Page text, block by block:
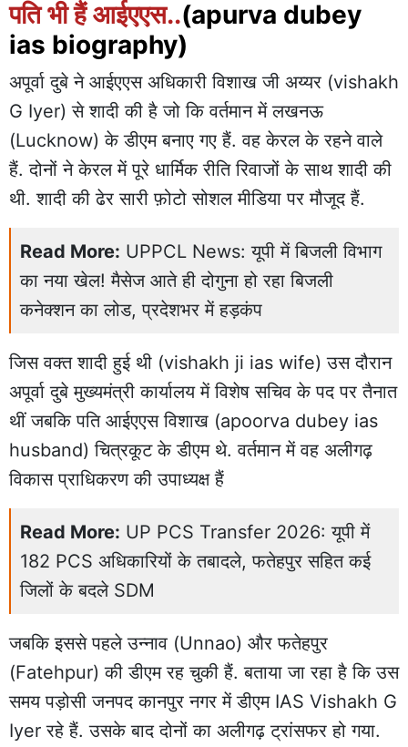
पति भी हैं आईएएस..(apurva dubey
ias biography)
अपूर्वा दुबे ने आईएएस अधिकारी विशाख जी अय्यर (vishakh
G Iyer) से शादी की है जो कि वर्तमान में लखनऊ
(Lucknow) के डीएम बनाए गए हैं. वह केरल के रहने वाले
हैं. दोनों ने केरल में पूरे धार्मिक रीति रिवाजों के साथ शादी की
थी. शादी की ढेर सारी फ़ोटो सोशल मीडिया पर मौजूद हैं.
Read More: UPPCL News: यूपी में बिजली विभाग
का नया खेल! मैसेज आते ही दोगुना हो रहा बिजली
कनेक्शन का लोड, प्रदेशभर में हड़कंप
जिस वक्त शादी हुई थी (vishakh ji ias wife) उस दौरान
अपूर्वा दुबे मुख्यमंत्री कार्यालय में विशेष सचिव के पद पर तैनात
थीं जबकि पति आईएएस विशाख (apoorva dubey ias
husband) चित्रकूट के डीएम थे. वर्तमान में वह अलीगढ़
विकास प्राधिकरण की उपाध्यक्ष हैं
Read More: UP PCS Transfer 2026: यूपी में
182 PCS अधिकारियों के तबादले, फतेहपुर सहित कई
जिलों के बदले SDM
जबकि इससे पहले उन्नाव (Unnao) और फतेहपुर
(Fatehpur) की डीएम रह चुकी हैं. बताया जा रहा है कि उस
समय पड़ोसी जनपद कानपुर नगर में डीएम IAS Vishakh G
Iyer रहे हैं. उसके बाद दोनों का अलीगढ़ ट्रांसफर हो गया.